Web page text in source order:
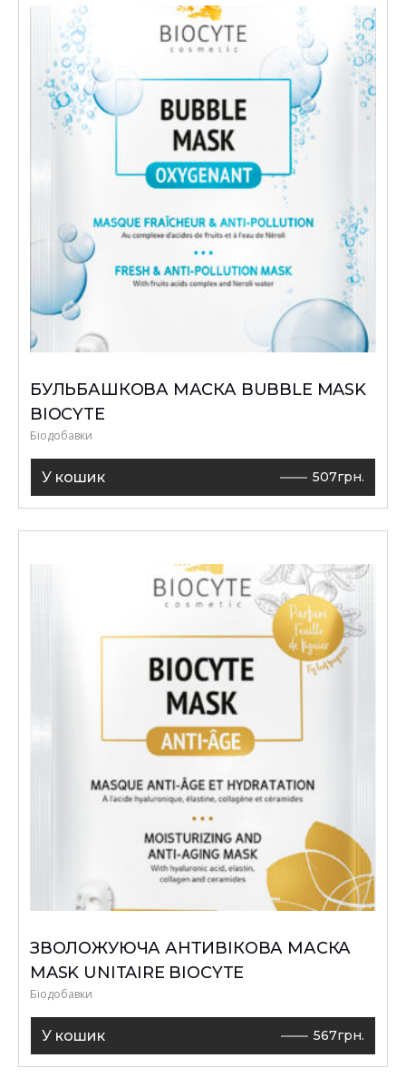
БУЛЬБАШКОВА МАСКА BUBBLE MASK
BIOCYTE
Біодобавки
У кошик 507грн.
ЗВОЛОЖУЮЧА АНТИВІКОВА МАСКА
MASK UNITAIRE BIOCYTE
Біодобавки
У кошик 567грн.